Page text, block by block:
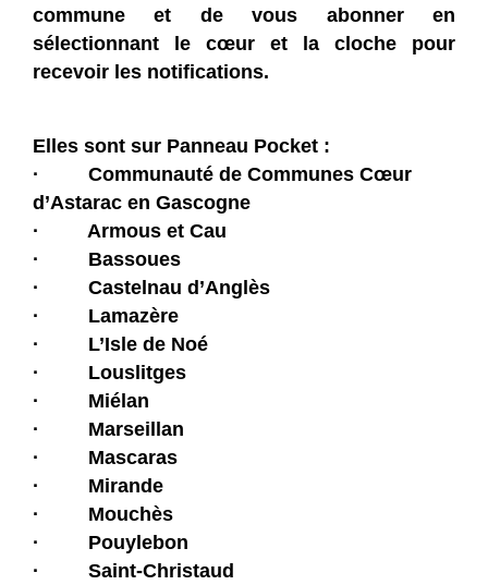
commune et de vous abonner en
sélectionnant le cœur et la cloche pour
recevoir les notifications.
Elles sont sur Panneau Pocket :
· Communauté de Communes Cœur
d’Astarac en Gascogne
· Armous et Cau
· Bassoues
· Castelnau d’Anglès
· Lamazère
· L’Isle de Noé
· Louslitges
· Miélan
· Marseillan
· Mascaras
· Mirande
· Mouchès
· Pouylebon
· Saint-Christaud